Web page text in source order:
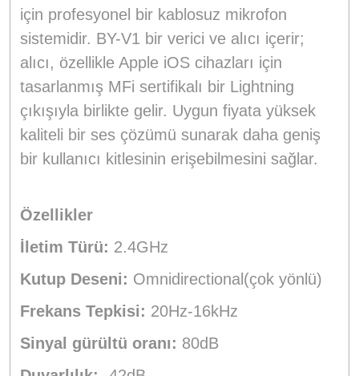
için profesyonel bir kablosuz mikrofon
sistemidir. BY-V1 bir verici ve alıcı içerir;
alıcı, özellikle Apple iOS cihazları için
tasarlanmış MFi sertifikalı bir Lightning
çıkışıyla birlikte gelir. Uygun fiyata yüksek
kaliteli bir ses çözümü sunarak daha geniş
bir kullanıcı kitlesinin erişebilmesini sağlar.
Özellikler
İletim Türü: 2.4GHz
Kutup Deseni: Omnidirectional(çok yönlü)
Frekans Tepkisi: 20Hz-16kHz
Sinyal gürültü oranı: 80dB